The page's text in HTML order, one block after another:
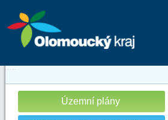
Územní plány